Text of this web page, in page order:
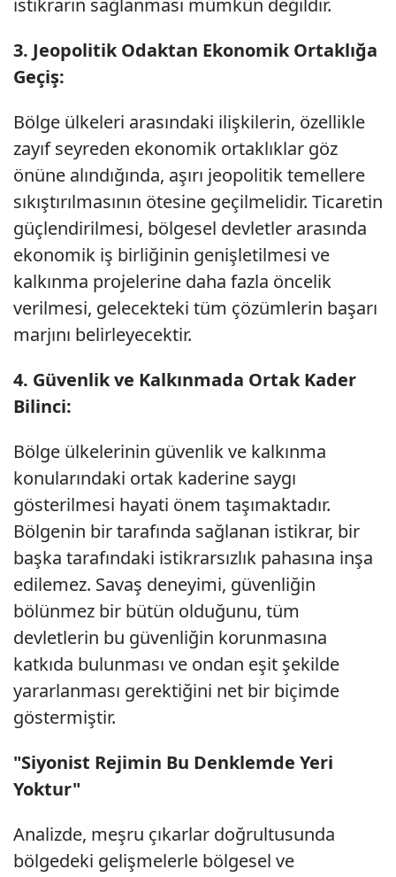
istikrarın sağlanması mümkün değildir.
3. Jeopolitik Odaktan Ekonomik Ortaklığa
Geçiş:
Bölge ülkeleri arasındaki ilişkilerin, özellikle
zayıf seyreden ekonomik ortaklıklar göz
önüne alındığında, aşırı jeopolitik temellere
sıkıştırılmasının ötesine geçilmelidir. Ticaretin
güçlendirilmesi, bölgesel devletler arasında
ekonomik iş birliğinin genişletilmesi ve
kalkınma projelerine daha fazla öncelik
verilmesi, gelecekteki tüm çözümlerin başarı
marjını belirleyecektir.
4. Güvenlik ve Kalkınmada Ortak Kader
Bilinci:
Bölge ülkelerinin güvenlik ve kalkınma
konularındaki ortak kaderine saygı
gösterilmesi hayati önem taşımaktadır.
Bölgenin bir tarafında sağlanan istikrar, bir
başka tarafındaki istikrarsızlık pahasına inşa
edilemez. Savaş deneyimi, güvenliğin
bölünmez bir bütün olduğunu, tüm
devletlerin bu güvenliğin korunmasına
katkıda bulunması ve ondan eşit şekilde
yararlanması gerektiğini net bir biçimde
göstermiştir.
"Siyonist Rejimin Bu Denklemde Yeri
Yoktur"
Analizde, meşru çıkarlar doğrultusunda
bölgedeki gelişmelerle bölgesel ve